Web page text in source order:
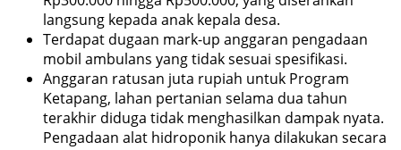
langsung kepada anak kepala desa.
Terdapat dugaan mark-up anggaran pengadaan
mobil ambulans yang tidak sesuai spesifikasi.
Anggaran ratusan juta rupiah untuk Program
Ketapang, lahan pertanian selama dua tahun
terakhir diduga tidak menghasilkan dampak nyata.
Pengadaan alat hidroponik hanya dilakukan secara